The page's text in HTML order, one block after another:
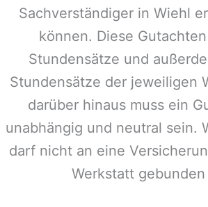
Sachverständiger in Wiehl
können. Diese
Stundensätze und
Stundensätze der jeweiligen
darüber hinaus muss ein
unabhängig und neutral sein.
darf nicht an eine
Werkstatt gebunden